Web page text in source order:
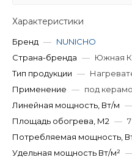
Характеристики
Бренд — NUNICHO
Страна-бренда — Южная
Тип продукции —
Применение — под
Линейная мощность, Вт/м —
Площадь обогрева, М2 — 7
Потребляемая мощность,
Удельная мощность Вт/м²